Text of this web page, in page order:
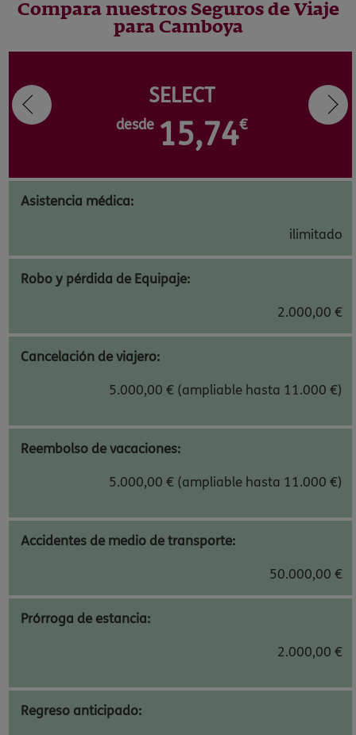
Compara nuestros Seguros de Viaje
para Camboya
SELECT
desde 15,74€
Asistencia médica:
ilimitado
Robo y pérdida de Equipaje:
2.000,00 €
Cancelación de viajero:
5.000,00 € (ampliable hasta 11.000 €)
Reembolso de vacaciones:
5.000,00 € (ampliable hasta 11.000 €)
Accidentes de medio de transporte:
50.000,00 €
Prórroga de estancia:
2.000,00 €
Regreso anticipado: